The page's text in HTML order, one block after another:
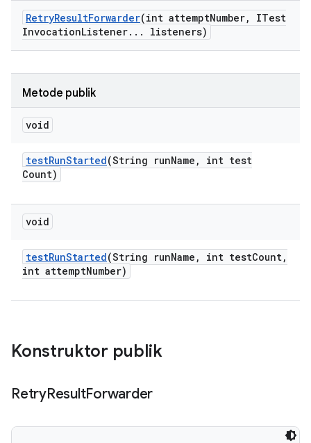
RetryResultForwarder(int attemptNumber,
ITest
InvocationListener. . . listeners)
Metode publik
void
testRunStarted(String runName ,
int test
Count)
void
testRunStarted(String runName , int testCount,
int attemptNumber)
Konstruktor publik
RetryResultForwarder